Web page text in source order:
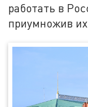
работать в
приумножив